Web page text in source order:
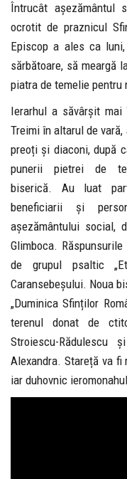
Întrucât așezământul
ocrotit de praznicul
Episcop a ales ca
sărbătoare, să meargă
piatra de temelie pentru
Ierarhul a săvârșit
Treimi în altarul de
preoți și diaconi, după
punerii pietrei de
biserică. Au luat
beneficiarii și
așezământului social,
Glimboca.
de grupul psaltic
Caransebeșului. Noua
„Duminica Sfinților
terenul donat de
Stroiescu-
Alexandra. Stareță va fi
iar duhovnic